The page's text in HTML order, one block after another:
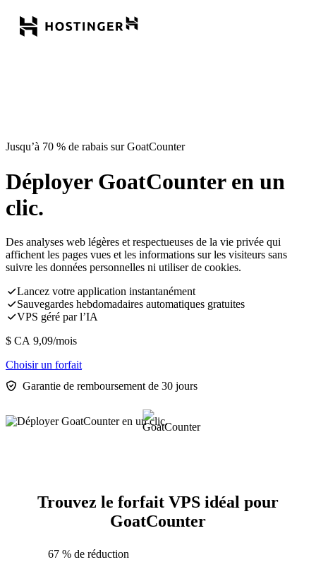
Jusqu’à 70 % de rabais sur GoatCounter
Déployer GoatCounter en un
clic.
Des analyses web légères et respectueuses de la vie privée qui
affichent les pages vues et les informations sur les visiteurs sans
suivre les données personnelles ni utiliser de cookies.
Lancez votre application instantanément
Sauvegardes hebdomadaires automatiques gratuites
VPS géré par l’IA
$ CA 9,09/mois
Choisir un forfait
Garantie de remboursement de 30 jours
Trouvez le forfait VPS idéal pour
GoatCounter
67 % de réduction